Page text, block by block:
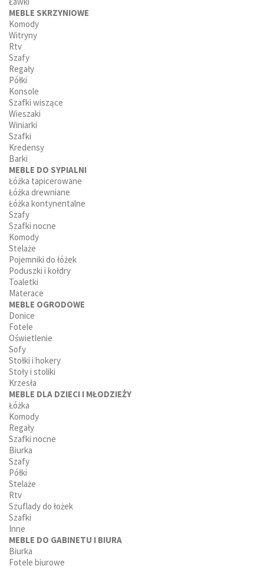
MEBLE SKRZYNIOWE
Komody
Witryny
Rtv
Szafy
Regały
Półki
Konsole
Szafki wiszące
Wieszaki
Winiarki
Szafki
Kredensy
Barki
MEBLE DO SYPIALNI
Łóżka tapicerowane
Łóżka drewniane
Łóżka kontynentalne
Szafy
Szafki nocne
Komody
Stelaże
Pojemniki do łóżek
Poduszki i kołdry
Toaletki
Materace
MEBLE OGRODOWE
Donice
Fotele
Oświetlenie
Sofy
Stołki i hokery
Stoły i stoliki
Krzesła
MEBLE DLA DZIECI I MŁODZIEŻY
Łóżka
Komody
Regały
Szafki nocne
Biurka
Szafy
Półki
Stelaże
Rtv
Szuflady do łożek
Szafki
Inne
MEBLE DO GABINETU I BIURA
Biurka
Fotele biurowe